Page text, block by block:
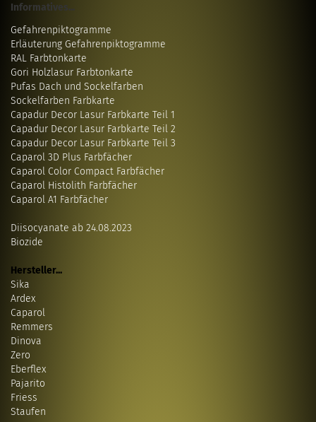
Informatives...
Gefahrenpiktogramme
Erläuterung Gefahrenpiktogramme
RAL Farbtonkarte
Gori Holzlasur Farbtonkarte
Pufas Dach und Sockelfarben
Sockelfarben Farbkarte
Capadur Decor Lasur Farbkarte Teil 1
Capadur Decor Lasur Farbkarte Teil 2
Capadur Decor Lasur Farbkarte Teil 3
Caparol 3D Plus Farbfächer
Caparol Color Compact Farbfächer
Caparol Histolith Farbfächer
Caparol A1 Farbfächer
Diisocyanate ab 24.08.2023
Biozide
Hersteller...
Sika
Ardex
Caparol
Remmers
Dinova
Zero
Eberflex
Pajarito
Friess
Staufen